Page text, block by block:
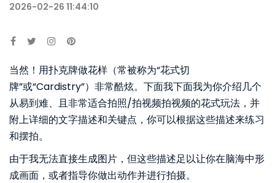
2026-02-26 11:44:10
当然！用扑克牌做花样（常被称为“花式切
牌”或“Cardistry”）非常酷炫。下面我下面我为你介绍几个
从易到难、且非常适合拍照/拍视频拍视频的花式玩法，并
附上详细的文字描述和关键点，你可以根据这些描述来练习
和摆拍。
由于我无法直接生成图片，但这些描述足以让你在脑海中形
成画面，或者指导你做出动作并进行拍摄。